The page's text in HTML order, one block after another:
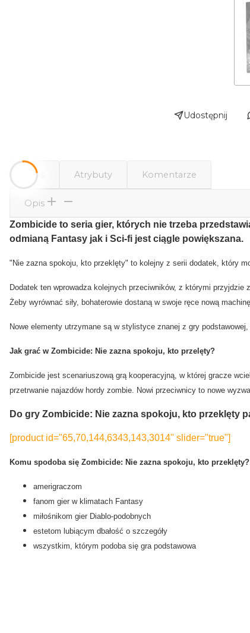
Udostępnij
Opis Atrybuty Komentarze
Opis
Zombicide to seria gier, których nie trzeba
odmianą Fantasy jak i Sci-fi jest ciągle powiększana.
"Nie zazna spokoju, kto przeklęty" to kolejny z serii dodatek, który
Dodatek ten wprowadza kolejnych przeciwników, z którymi
Żeby wyrównać siły, bohaterowie dostaną w swoje ręce nową
Nowe elementy utrzymane są w stylistyce znanej z gry
Jak grać w Zombicide: Nie zazna spokoju, kto przelęty?
Zombicide jest scenariuszową grą kooperacyjną, w której gracze
przetrwanie najazdów hordy zombie. Nowi przeciwnicy to nowe
Do gry Zombicide: Nie zazna spokoju, kto przeklęty
[product id="65,70,144,6343,143,3014" slider="true"]
Komu spodoba się Zombicide: Nie zazna spokoju, kto przeklęty?
amerigraczom
fanom gier w klimatach Fantasy
miłośnikom gier Diablo-podobnych
estetom lubiącym dbałość o szczegóły
wszystkim, którym podoba się gra podstawowa